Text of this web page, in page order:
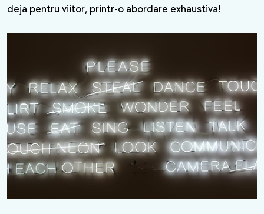
deja pentru viitor, printr-o abordare exhaustiva!